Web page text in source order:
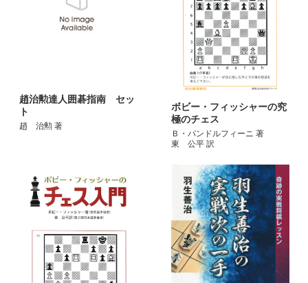
趙治勲達人囲碁指南 セッ
ト
趙 治勲 著
ボビー・フィッシャーの究
極のチェス
Ｂ・パンドルフィーニ 著
東 公平 訳